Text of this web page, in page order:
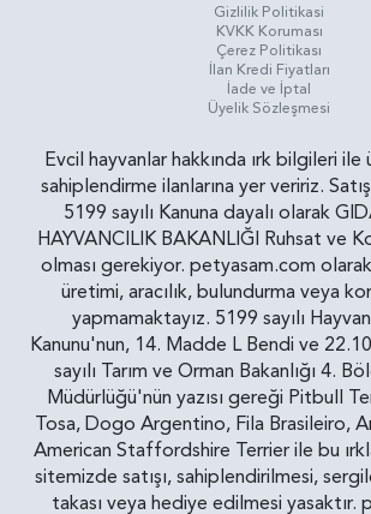
Gizlilik Politikasi
KVKK Koruması
Çerez Politikası
İlan Kredi Fiyatları
İade ve İptal
Üyelik Sözleşmesi
Evcil hayvanlar hakkında ırk bilgileri
sahiplendirme ilanlarına yer veririz.
5199 sayılı Kanuna dayalı olarak
HAYVANCILIK BAKANLIĞI Ruhsat ve
olması gerekiyor. petyasam.com olarak
üretimi, aracılık, bulundurma veya
yapmamaktayız. 5199 sayılı
Kanunu'nun, 14. Madde L Bendi ve
sayılı Tarım ve Orman Bakanlığı 4.
Müdürlüğü'nün yazısı gereği Pitbull
Tosa, Dogo Argentino, Fila Brasileiro,
American Staffordshire Terrier ile bu
sitemizde satışı, sahiplendirilmesi,
takası veya hediye edilmesi yasaktır.